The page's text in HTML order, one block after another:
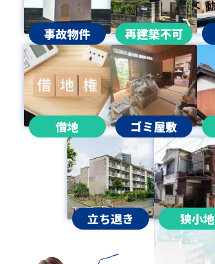
事故物件 再建築不可
借地 ゴミ屋敷
立ち退き 狭小地